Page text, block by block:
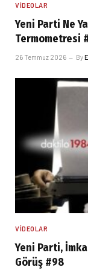
VIDEOLAR
Yeni Parti Ne
Termometresi
26 Temmuz 2026 By
VIDEOLAR
Yeni Parti,
Görüş #98